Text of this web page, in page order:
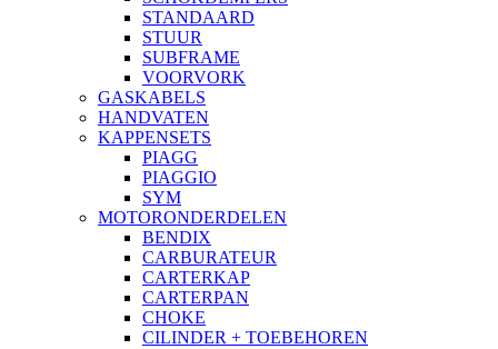
STANDAARD
STUUR
SUBFRAME
VOORVORK
GASKABELS
HANDVATEN
KAPPENSETS
PIAGG
PIAGGIO
SYM
MOTORONDERDELEN
BENDIX
CARBURATEUR
CARTERKAP
CARTERPAN
CHOKE
CILINDER + TOEBEHOREN